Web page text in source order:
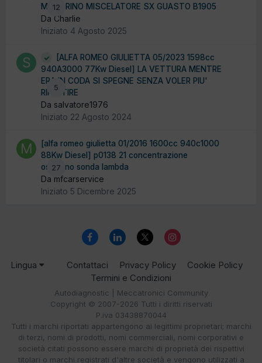
12
MOTORINO MISCELATORE SX GUASTO B1905
Da Charlie
Iniziato 4 Agosto 2025
5
[ALFA ROMEO GIULIETTA 05/2023 1598cc
940A3000 77Kw Diesel] LA VETTURA MENTRE
ERA IN CODA SI SPEGNE SENZA VOLER PIU'
RIPARTIRE
Da salvatore1976
Iniziato 22 Agosto 2024
27
[alfa romeo giulietta 01/2016 1600cc 940c1000
88Kw Diesel] p0138 21 concentrazione
ossigeno sonda lambda
Da mfcarservice
Iniziato 5 Dicembre 2025
Lingua Contattaci Privacy Policy
Cookie Policy
Termini e Condizioni
Autodiagnostic | Meccatronici Community
Copyright © 2007-2026 Tutti i diritti riservati
P.iva 03438870044
Tutti i marchi riportati appartengono ai legittimi proprietari; marchi
di terzi, nomi di prodotti, nomi commerciali, nomi corporativi e
società citati possono essere marchi di proprietà dei rispettivi
titolari o marchi registrati d'altre società e vengono utilizzati a